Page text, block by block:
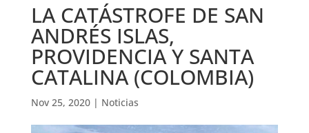
LA CATÁSTROFE DE SAN
ANDRÉS ISLAS,
PROVIDENCIA Y SANTA
CATALINA (COLOMBIA)
Nov 25, 2020| Noticias